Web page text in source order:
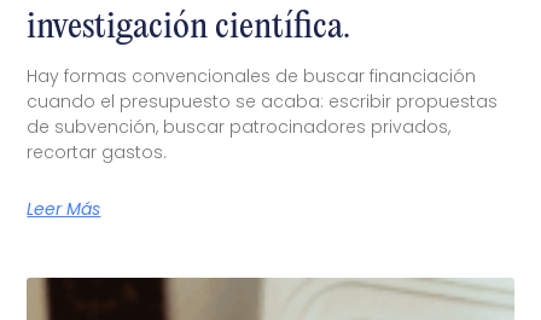
investigación científica.
Hay formas convencionales de buscar financiación
cuando el presupuesto se acaba: escribir propuestas
de subvención, buscar patrocinadores privados,
recortar gastos.
Leer Más